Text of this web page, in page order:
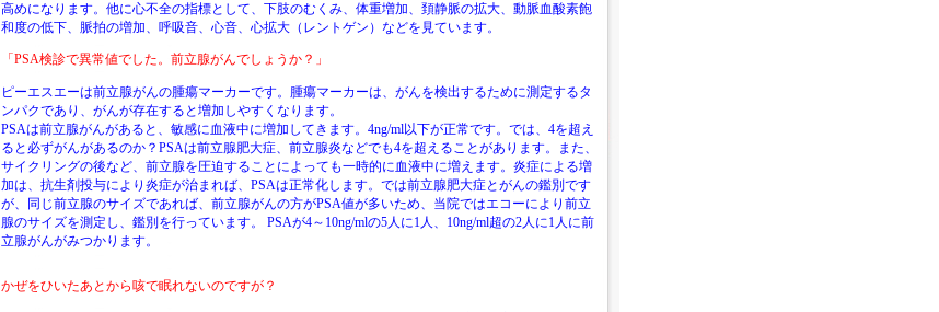
高めになります。他に心不全の指標として、下肢のむくみ、体重増加、頚静脈の拡大、動脈血酸素飽
和度の低下、脈拍の増加、呼吸音、心音、心拡大（レントゲン）などを見ています。
「PSA検診で異常値でした。前立腺がんでしょうか？」
ピーエスエーは前立腺がんの腫瘍マーカーです。腫瘍マーカーは、がんを検出するために測定するタ
ンパクであり、がんが存在すると増加しやすくなります。
PSAは前立腺がんがあると、敏感に血液中に増加してきます。4ng/ml以下が正常です。では、4を超え
ると必ずがんがあるのか？PSAは前立腺肥大症、前立腺炎などでも4を超えることがあります。また、
サイクリングの後など、前立腺を圧迫することによっても一時的に血液中に増えます。炎症による増
加は、抗生剤投与により炎症が治まれば、PSAは正常化します。では前立腺肥大症とがんの鑑別です
が、同じ前立腺のサイズであれば、前立腺がんの方がPSA値が多いため、当院ではエコーにより前立
腺のサイズを測定し、鑑別を行っています。 PSAが4～10ng/mlの5人に1人、10ng/ml超の2人に1人に前
立腺がんがみつかります。
かぜをひいたあとから咳で眠れないのですが？